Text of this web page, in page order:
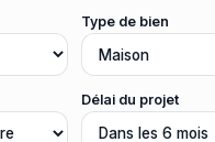
Type de bien
Délai du projet